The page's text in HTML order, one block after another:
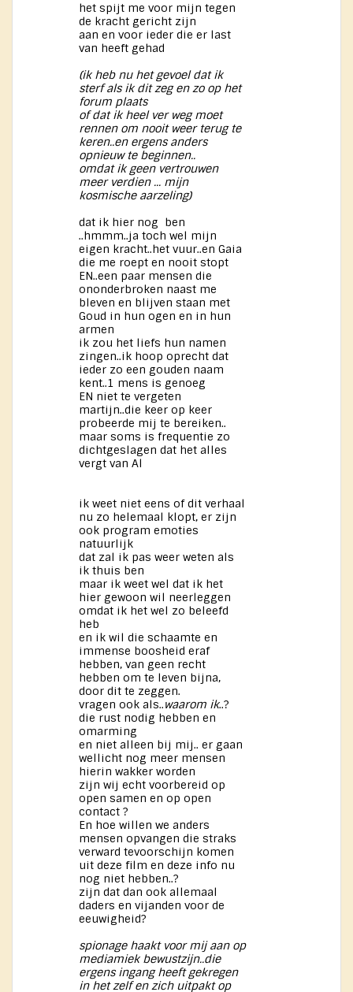
het spijt me voor mijn tegen
de kracht gericht zijn
aan en voor ieder die er last
van heeft gehad
(ik heb nu het gevoel dat ik
sterf als ik dit zeg en zo op het
forum plaats
of dat ik heel ver weg moet
rennen om nooit weer terug te
keren..en ergens anders
opnieuw te beginnen..
omdat ik geen vertrouwen
meer verdien ... mijn
kosmische aarzeling)
dat ik hier nog ben
..hmmm..ja toch wel mijn
eigen kracht..het vuur..en Gaia
die me roept en nooit stopt
EN..een paar mensen die
ononderbroken naast me
bleven en blijven staan met
Goud in hun ogen en in hun
armen
ik zou het liefs hun namen
zingen..ik hoop oprecht dat
ieder zo een gouden naam
kent..1 mens is genoeg
EN niet te vergeten
martijn..die keer op keer
probeerde mij te bereiken..
maar soms is frequentie zo
dichtgeslagen dat het alles
vergt van Al
ik weet niet eens of dit verhaal
nu zo helemaal klopt, er zijn
ook program emoties
natuurlijk
dat zal ik pas weer weten als
ik thuis ben
maar ik weet wel dat ik het
hier gewoon wil neerleggen
omdat ik het wel zo beleefd
heb
en ik wil die schaamte en
immense boosheid eraf
hebben, van geen recht
hebben om te leven bijna,
door dit te zeggen.
vragen ook als..waarom ik..?
die rust nodig hebben en
omarming
en niet alleen bij mij.. er gaan
wellicht nog meer mensen
hierin wakker worden
zijn wij echt voorbereid op
open samen en op open
contact ?
En hoe willen we anders
mensen opvangen die straks
verward tevoorschijn komen
uit deze film en deze info nu
nog niet hebben..?
zijn dat dan ook allemaal
daders en vijanden voor de
eeuwigheid?
spionage haakt voor mij aan op
mediamiek bewustzijn..die
ergens ingang heeft gekregen
in het zelf en zich uitpakt op